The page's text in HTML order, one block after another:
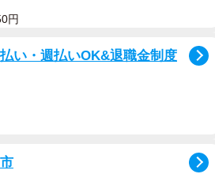
円
い・週払いOK&退職金制度